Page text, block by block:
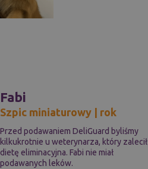
Fabi
Szpic miniaturowy | rok
Przed podawaniem DeliGuard byliśmy
kilkukrotnie u weterynarza, który zalecił
dietę eliminacyjna. Fabi nie miał
podawanych leków.